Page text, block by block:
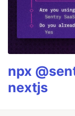
npx
nextjs